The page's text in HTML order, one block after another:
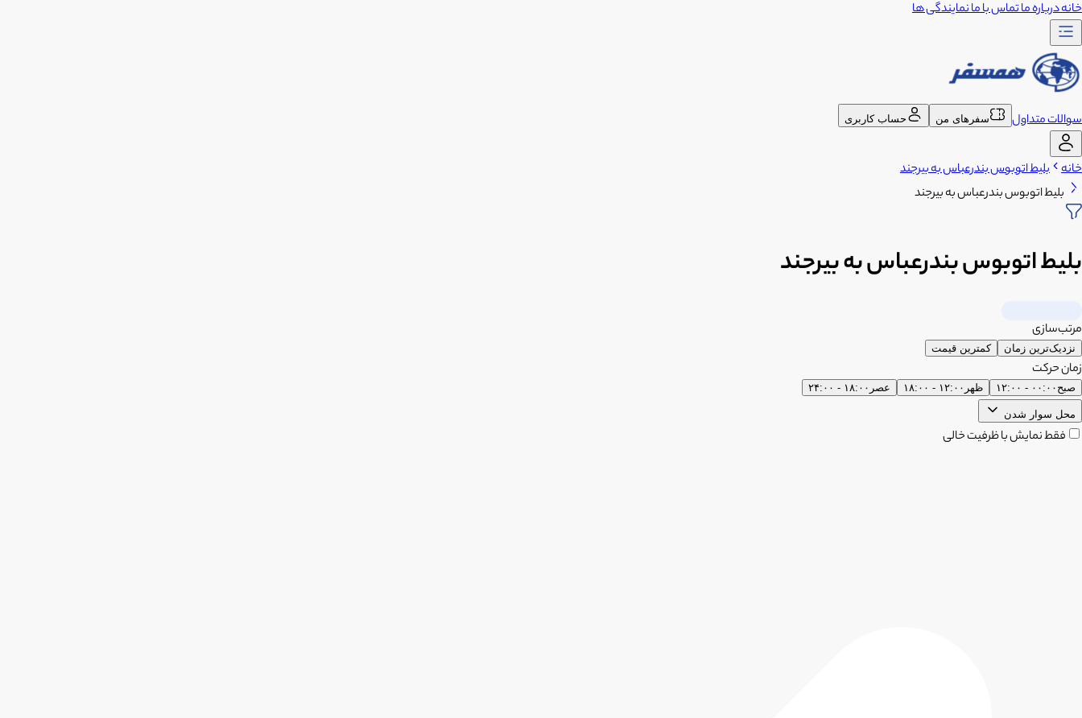
خانهدرباره ماتماس با مانمایندگی ها
سوالات متداول سفرهای من حساب کاربری
خانه بلیط اتوبوس بندرعباس به بیرجند
بلیط اتوبوس بندرعباس به بیرجند
بلیط اتوبوس بندرعباس به بیرجند
مرتب‌سازی
نزدیک‌ترین زمان کمترین قیمت
زمان حرکت
صبح ۰۰:۰۰ - ۱۲:۰۰ ظهر ۱۲:۰۰ - ۱۸:۰۰ عصر ۱۸:۰۰ - ۲۴:۰۰
محل سوار شدن
فقط نمایش با ظرفیت خالی